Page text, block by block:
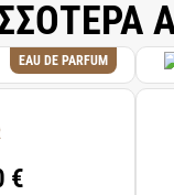
EAU DE PARFUM
€